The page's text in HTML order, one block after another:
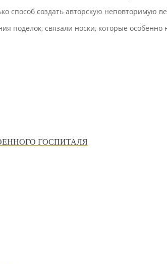
способ создать авторскую неповторимую
поделок, связали носки, которые
ГОСПИТАЛЯ